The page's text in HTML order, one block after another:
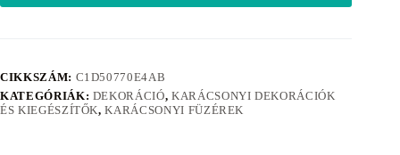
CIKKSZÁM: C1D50770E4AB
KATEGÓRIÁK: DEKORÁCIÓ, KARÁCSONYI DEKORÁCIÓK
ÉS KIEGÉSZÍTŐK,KARÁCSONYI FÜZÉREK